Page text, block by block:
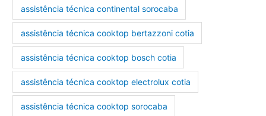
assistência técnica continental sorocaba
assistência técnica cooktop bertazzoni cotia
assistência técnica cooktop bosch cotia
assistência técnica cooktop electrolux cotia
assistência técnica cooktop sorocaba